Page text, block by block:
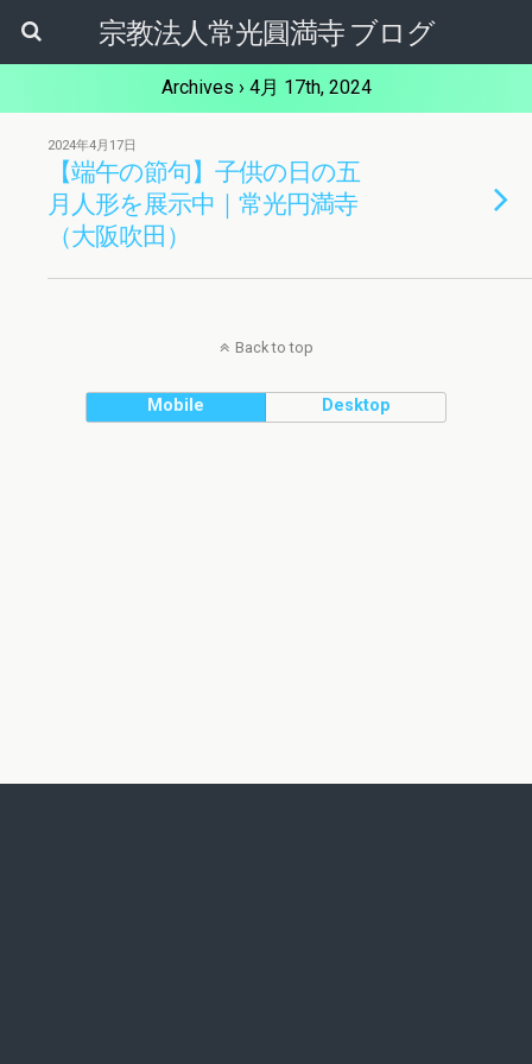
宗教法人常光圓満寺 ブログ
Archives › 4月 17th, 2024
2024年4月17日
【端午の節句】子供の日の五
月人形を展示中｜常光円満寺
（大阪吹田）
Back to top
Mobile Desktop